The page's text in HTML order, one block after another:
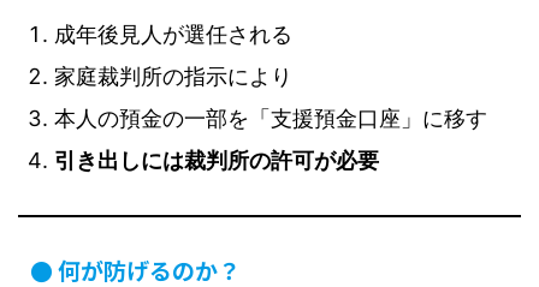
成年後見人が選任される
家庭裁判所の指示により
本人の預金の一部を「支援預金口座」に移す
引き出しには裁判所の許可が必要
● 何が防げるのか？